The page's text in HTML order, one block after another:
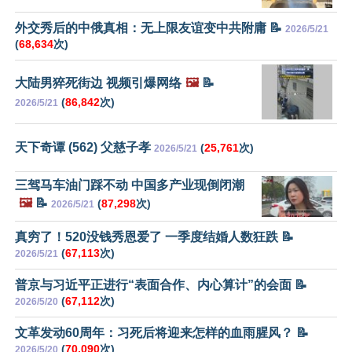
外交秀后的中俄真相：无上限友谊变中共附庸 📝 2026/5/21
(68,634次)
大陆男猝死街边 视频引爆网络 🖼️📝
2026/5/21 (86,842次)
天下奇谭 (562) 父慈子孝 2026/5/21 (25,761次)
三驾马车油门踩不动 中国多产业现倒闭潮
🖼️📝 2026/5/21 (87,298次)
真穷了！520没钱秀恩爱了 一季度结婚人数狂跌 📝
2026/5/21 (67,113次)
普京与习近平正进行“表面合作、内心算计”的会面 📝
2026/5/20 (67,112次)
文革发动60周年：习死后将迎来怎样的血雨腥风？ 📝
2026/5/20 (70,090次)